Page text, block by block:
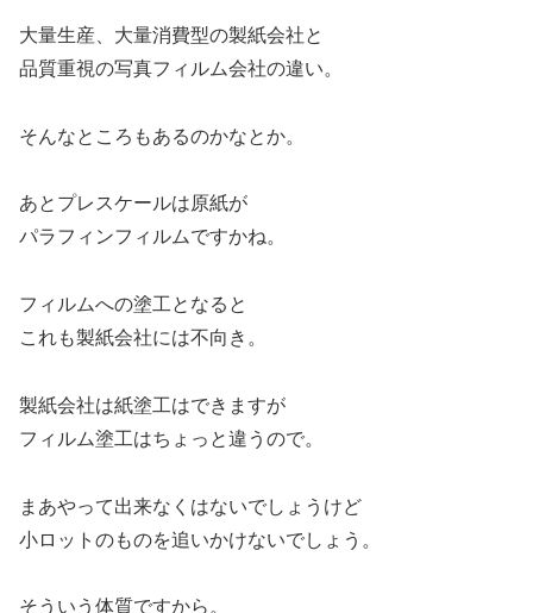
大量生産、大量消費型の製紙会社と
品質重視の写真フィルム会社の違い。
そんなところもあるのかなとか。
あとプレスケールは原紙が
パラフィンフィルムですかね。
フィルムへの塗工となると
これも製紙会社には不向き。
製紙会社は紙塗工はできますが
フィルム塗工はちょっと違うので。
まあやって出来なくはないでしょうけど
小ロットのものを追いかけないでしょう。
そういう体質ですから。